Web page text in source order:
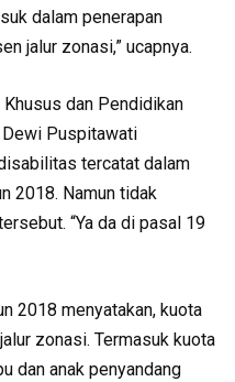
dalam penerapan
jalur zonasi,” ucapnya.
dan Pendidikan
Dewi Puspitawati
tercatat dalam
2018. Namun tidak
“Ya da di pasal 19
2018 menyatakan, kuota
zonasi. Termasuk kuota
dan anak penyandang